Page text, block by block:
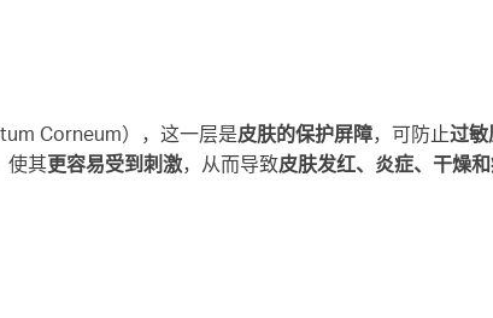
Corneum），这一层是皮肤的保护屏障，可防止过敏
使其更容易受到刺激，从而导致皮肤发红、炎症、干燥